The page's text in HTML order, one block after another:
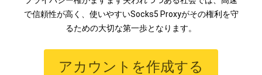
で信頼性が高く、使いやすいSocks5 Proxyがその権利を守
るための大切な第一歩となります。
アカウントを作成する